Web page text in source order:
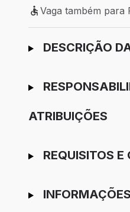
Vaga também para PcD
Vaga também para
Ir para candidatura
DESCRIÇÃO
ATRIBUIÇÕES
REQUISITOS